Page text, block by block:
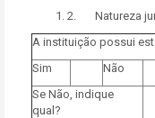
2. Natureza
A instituição possui
Sim
Não
Se Não, indique
qual?